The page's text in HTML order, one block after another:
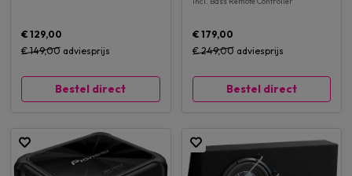
€ 129,00
€ 149,00 adviesprijs
Bestel direct
€ 179,00
€ 249,00adviesprijs
Bestel direct